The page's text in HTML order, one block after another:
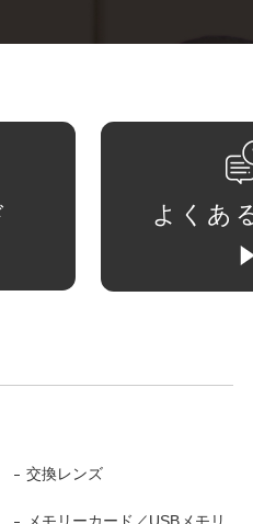
よくあ
交換レンズ